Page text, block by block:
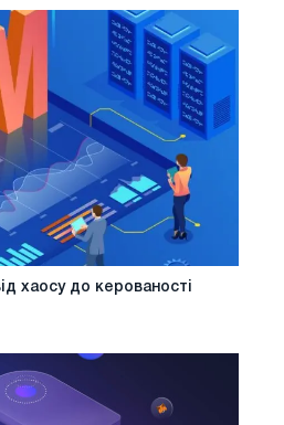
хаосу до керованості